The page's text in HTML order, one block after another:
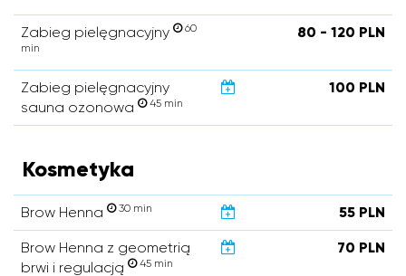
Zabieg pielęgnacyjny
60
min
80 - 120 PLN
Zabieg pielęgnacyjny
sauna ozonowa
45 min
100 PLN
Kosmetyka
Brow Henna 30 min 55 PLN
Brow Henna z geometrią
brwi i regulacją
45 min
70 PLN